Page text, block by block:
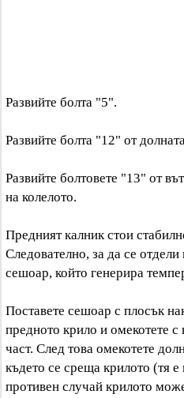
Развийте болта "5".
Развийте болта "12" от
Развийте болтовете "13" от
на колелото.
Предният калник стои
Следователно, за да се
сешоар, който генерира
Поставете сешоар с плосък
предното крило и омекотете с
част. След това омекотете
където се среща крилото (тя
противен случай крилото